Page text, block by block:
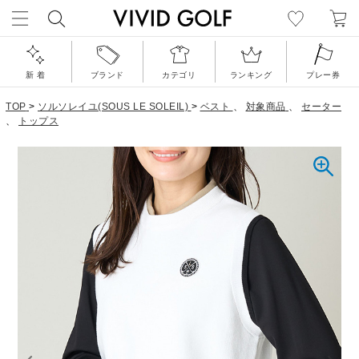
新 着 ブランド カテゴリ ランキング プレー券
TOP > ソルソレイユ(SOUS LE SOLEIL) > ベスト 、 対象商品 、 セーター
、
トップス